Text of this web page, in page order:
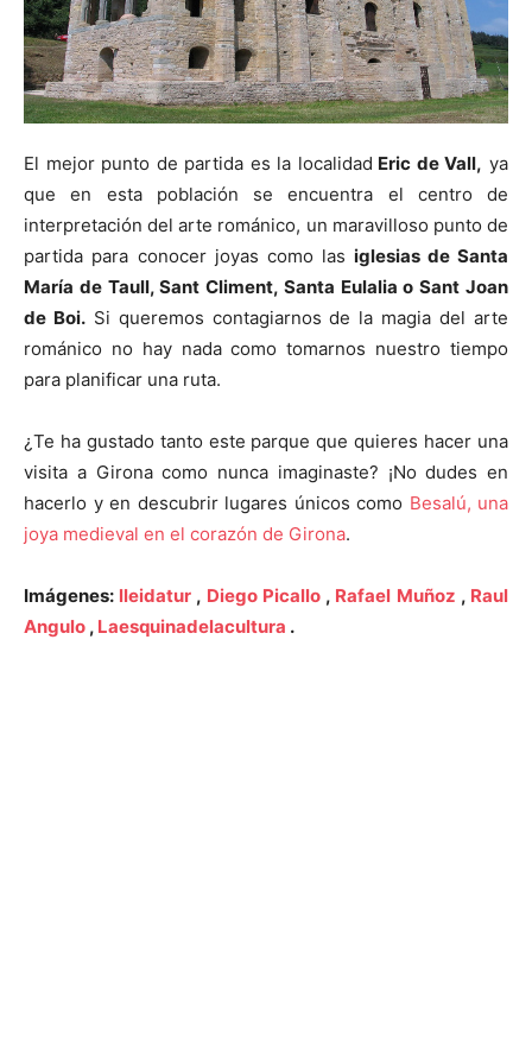
El mejor punto de partida es la localidad Eric de Vall, ya
que en esta población se encuentra el centro de
interpretación del arte románico, un maravilloso punto de
partida para conocer joyas como las iglesias de Santa
María de Taull, Sant Climent, Santa Eulalia o Sant Joan
de Boi.Si queremos contagiarnos de la magia del arte
románico no hay nada como tomarnos nuestro tiempo
para planificar una ruta.
¿Te ha gustado tanto este parque que quieres hacer una
visita a Girona como nunca imaginaste? ¡No dudes en
hacerlo y en descubrir lugares únicos como Besalú, una
joya medieval en el corazón de Girona.
Imágenes: lleidatur , Diego Picallo, Rafael Muñoz , Raul
Angulo , Laesquinadelacultura .